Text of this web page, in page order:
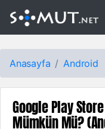
Anasayfa Android
Google Play
Mümkün Mü?